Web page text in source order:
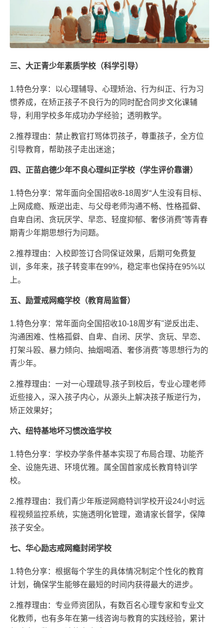
三、大正青少年素质学校（科学引导）
1.特色分享：以心理辅导、心理矫治、行为纠正、行为习
惯养成，在矫正孩子不良行为的同时配合同步文化课辅
导，利用学校多年成功办学经验；透明教学。
2.推荐理由：禁止教官打骂体罚孩子，尊重孩子，全方位
引导教育，帮助孩子走出迷途；
四、正苗启德少年不良心理纠正学校（学生评价靠谱）
1.特色分享：常年面向全国招收8-18周岁“人生没有目标、
上网成瘾、叛逆出走、与父母老师沟通不畅、性格孤僻、
自卑自闭、贪玩厌学、早恋、轻度抑郁、奢侈消费”等青春
期青少年期思想行为问题。
2.推荐理由：入校即签订合同保证效果，后期可免费复
训，多年来，孩子转变率在99%，稳定率也保持在95%以
上。
五、励萱戒网瘾学校（教育局监督）
1.特色分享：常年面向全国招收10-18周岁有"逆反出走、
沟通困难、性格孤僻、自卑、自闭、厌学、贪玩、早恋、
打架斗殴、暴力倾向、抽烟喝酒、奢侈消费"等思想行为的
青少年。
2.推荐理由：一对一心理疏导,孩子到校后，专业心理老师
近些接入，深入孩子内心，从源头上解决孩子叛逆行为，
矫正效果好；
六、纽特基地坏习惯改造学校
1.特色分享：学校办学条件基本实现了布局合理、功能齐
全、设施先进、环境优雅。属全国首家成长教育特训学
校。
2.推荐理由：我们青少年叛逆网瘾特训学校开设24小时远
程视频监控系统，实施透明化管理，邀请家长督学，保障
孩子安全。
七、华心励志戒网瘾封闭学校
1.特色分享：根据每个学生的具体情况制定个性化的教育
计划，确保学生能够在最短的时间内获得最大的进步。
2.推荐理由：专业师资团队，有数百名心理专家和专业文
化教师，也有多年在第一线咨询与教育的实践经验，累计